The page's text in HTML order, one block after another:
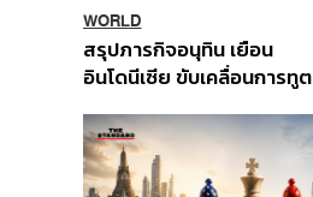
WORLD
สรุปภารกิจอนุทิน เยือน
อินโดนีเซีย ขับเคลื่อนการทูต
ส่วนยุทธศาสตร์ไทย –
อินโดนีเซีย